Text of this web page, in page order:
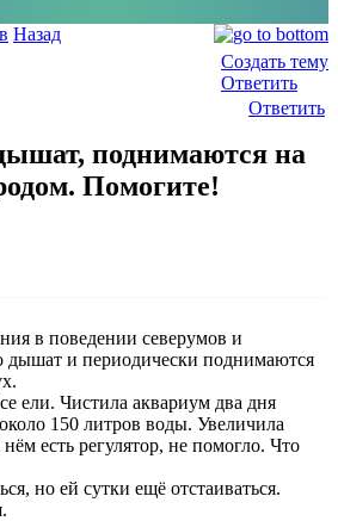
Назад
Создать тему
Ответить
Ответить
поднимаются на
Помогите!
в поведении северумов и
дышат и периодически поднимаются
ели. Чистила аквариум два дня
150 литров воды. Увеличила
есть регулятор, не помогло. Что
но ей сутки ещё отстаиваться.